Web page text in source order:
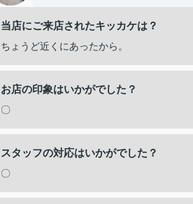
当店にご来店されたキッカケは？
ちょうど近くにあったから。
お店の印象はいかがでした？
〇
スタッフの対応はいかがでした？
〇